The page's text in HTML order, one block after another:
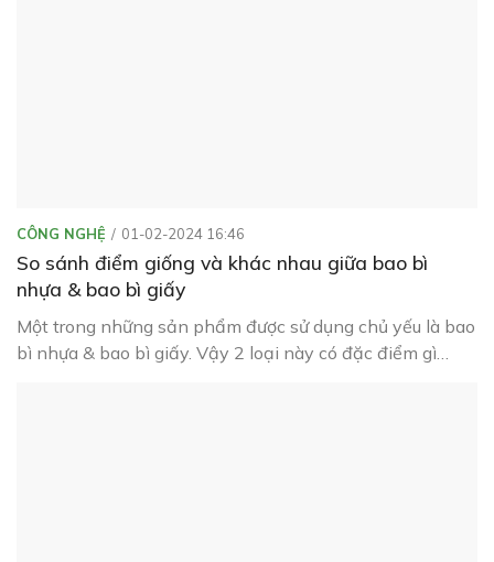
CÔNG NGHỆ 01-02-2024 16:46
So sánh điểm giống và khác nhau giữa bao bì
nhựa & bao bì giấy
Một trong những sản phẩm được sử dụng chủ yếu là bao
bì nhựa & bao bì giấy. Vậy 2 loại này có đặc điểm gì